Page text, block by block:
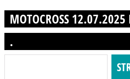
MOTOCROSS 12.07.2025
.